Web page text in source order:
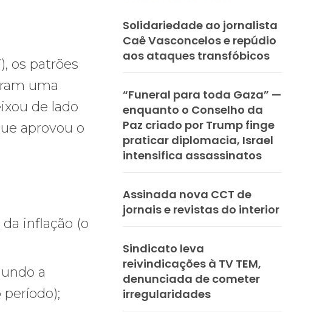
os patrões
uma
de lado
aprovou o
inflação (o
a
Solidariedade ao jornalista
Caê Vasconcelos e repúdio
aos ataques transfóbicos
“Funeral para toda Gaza” —
enquanto o Conselho da
Paz criado por Trump finge
praticar diplomacia, Israel
intensifica assassinatos
Assinada nova CCT de
jornais e revistas do interior
Sindicato leva
reivindicações à TV TEM,
denunciada de cometer
irregularidades